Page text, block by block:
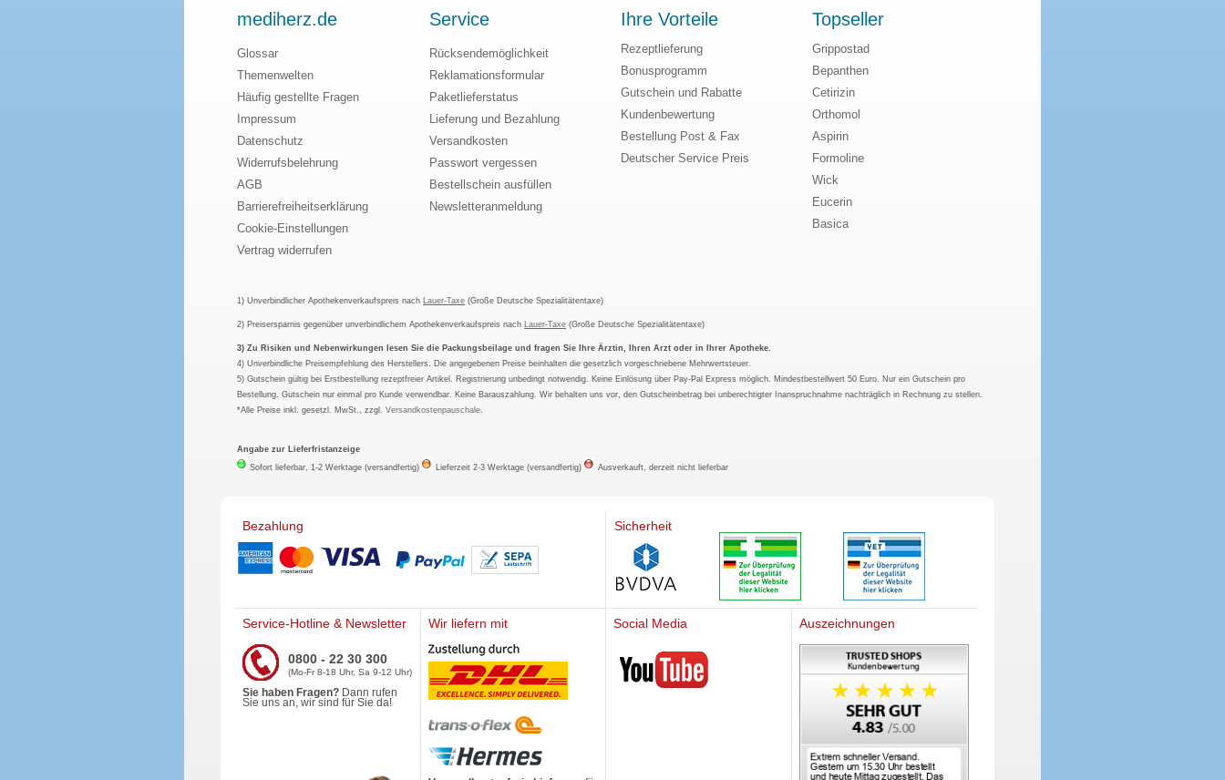
mediherz.de
Glossar
Themenwelten
Häufig gestellte Fragen
Impressum
Datenschutz
Widerrufsbelehrung
AGB
Barrierefreiheitserklärung
Cookie-Einstellungen
Vertrag widerrufen
Service
Rücksendemöglichkeit
Reklamationsformular
Paketlieferstatus
Lieferung und Bezahlung
Versandkosten
Passwort vergessen
Bestellschein ausfüllen
Newsletteranmeldung
Ihre Vorteile
Rezeptlieferung
Bonusprogramm
Gutschein und Rabatte
Kundenbewertung
Bestellung Post & Fax
Deutscher Service Preis
Topseller
Grippostad
Bepanthen
Cetirizin
Orthomol
Aspirin
Formoline
Wick
Eucerin
Basica
1) Unverbindlicher Apothekenverkaufspreis nach Lauer-Taxe (Große Deutsche Spezialitätentaxe)
2) Preisersparnis gegenüber unverbindlichem Apothekenverkaufspreis nach Lauer-Taxe (Große Deutsche Spezialitätentaxe)
3) Zu Risiken und Nebenwirkungen lesen Sie die Packungsbeilage und fragen Sie Ihre Ärztin, Ihren Arzt oder in Ihrer Apotheke.
4) Unverbindliche Preisempfehlung des Herstellers. Die angegebenen Preise beinhalten die gesetzlich vorgeschriebene Mehrwertsteuer.
5) Gutschein gültig bei Erstbestellung rezeptfreier Artikel. Registrierung unbedingt notwendig. Keine Einlösung über Pay-Pal Express möglich. Mindestbestellwert 50 Euro. Nur ein Gutschein pro
Bestellung. Gutschein nur einmal pro Kunde verwendbar. Keine Barauszahlung. Wir behalten uns vor, den Gutscheinbetrag bei unberechtigter Inanspruchnahme nachträglich in Rechnung zu stellen.
*Alle Preise inkl. gesetzl. MwSt., zzgl.Versandkostenpauschale.
Angabe zur Lieferfristanzeige
Sofort lieferbar, 1-2 Werktage (versandfertig)
Lieferzeit 2-3 Werktage (versandfertig) Ausverkauft, derzeit nicht lieferbar
Bezahlung Sicherheit
Service-Hotline & Newsletter
0800 - 22 30 300
(Mo-Fr 8-18 Uhr, Sa 9-12 Uhr)
Sie haben Fragen? Dann rufen
Sie uns an, wir sind für Sie da!
Wir liefern mit Social Media
Mediherz
Auszeichnungen